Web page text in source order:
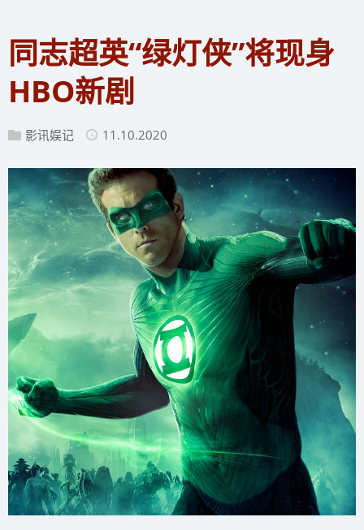
同志超英“绿灯侠”将现身
HBO新剧
影讯娱记 11.10.2020